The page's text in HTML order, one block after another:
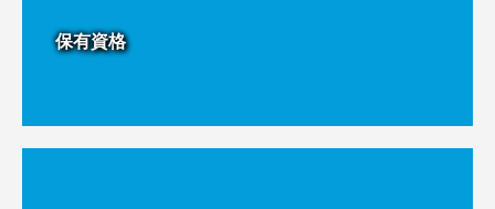
保有資格